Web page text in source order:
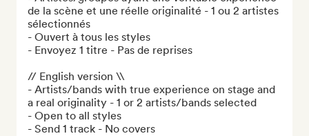
de la scène et une réelle originalité - 1 ou 2 artistes
sélectionnés
- Ouvert à tous les styles
- Envoyez 1 titre - Pas de reprises
// English version \\
- Artists/bands with true experience on stage and
a real originality - 1 or 2 artists/bands selected
- Open to all styles
- Send 1 track - No covers